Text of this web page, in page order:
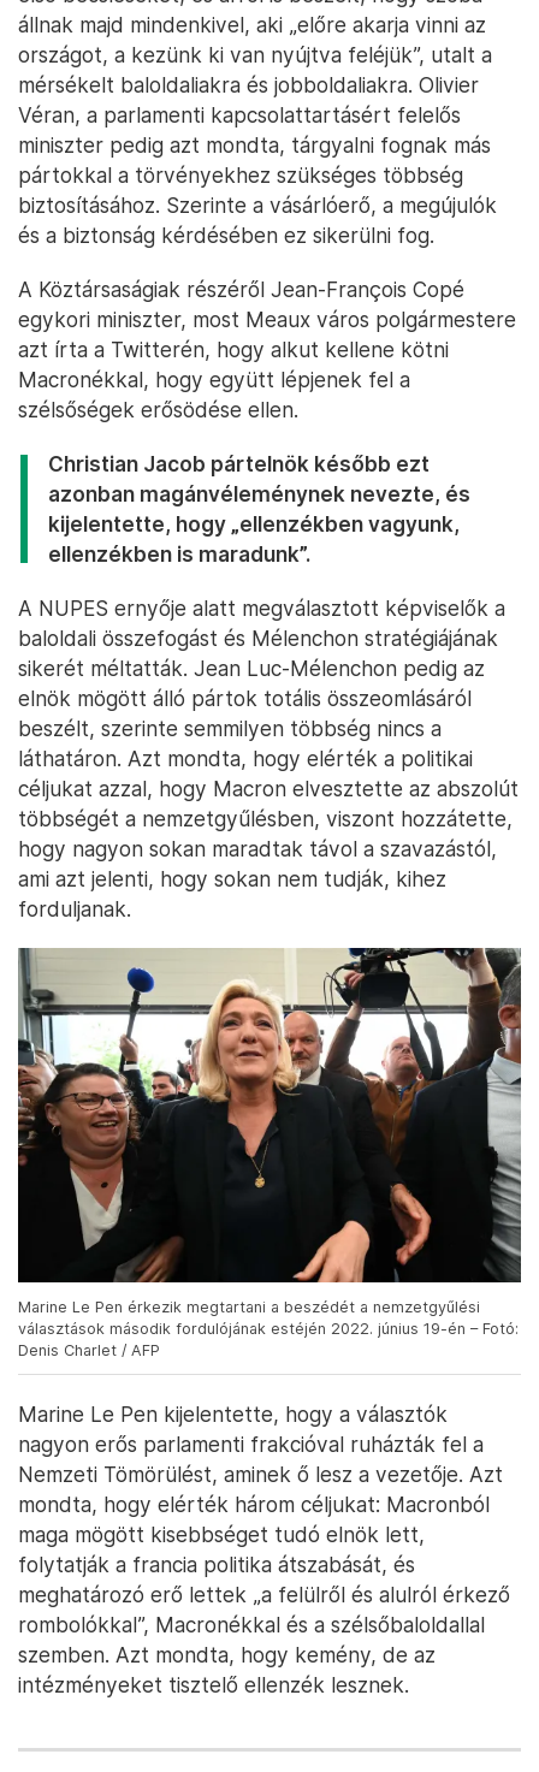
állnak majd mindenkivel, aki „előre akarja vinni az
országot, a kezünk ki van nyújtva feléjük”, utalt a
mérsékelt baloldaliakra és jobboldaliakra. Olivier
Véran, a parlamenti kapcsolattartásért felelős
miniszter pedig azt mondta, tárgyalni fognak más
pártokkal a törvényekhez szükséges többség
biztosításához. Szerinte a vásárlóerő, a megújulók
és a biztonság kérdésében ez sikerülni fog.
A Köztársaságiak részéről Jean-François Copé
egykori miniszter, most Meaux város polgármestere
azt írta a Twitterén, hogy alkut kellene kötni
Macronékkal, hogy együtt lépjenek fel a
szélsőségek erősödése ellen.
Christian Jacob pártelnök később ezt
azonban magánvéleménynek nevezte, és
kijelentette, hogy „ellenzékben vagyunk,
ellenzékben is maradunk”.
A NUPES ernyője alatt megválasztott képviselők a
baloldali összefogást és Mélenchon stratégiájának
sikerét méltatták. Jean Luc-Mélenchon pedig az
elnök mögött álló pártok totális összeomlásáról
beszélt, szerinte semmilyen többség nincs a
láthatáron. Azt mondta, hogy elérték a politikai
céljukat azzal, hogy Macron elvesztette az abszolút
többségét a nemzetgyűlésben, viszont hozzátette,
hogy nagyon sokan maradtak távol a szavazástól,
ami azt jelenti, hogy sokan nem tudják, kihez
forduljanak.
Marine Le Pen érkezik megtartani a beszédét a nemzetgyűlési
választások második fordulójának estéjén 2022. június 19-én – Fotó:
Denis Charlet / AFP
Marine Le Pen kijelentette, hogy a választók
nagyon erős parlamenti frakcióval ruházták fel a
Nemzeti Tömörülést, aminek ő lesz a vezetője. Azt
mondta, hogy elérték három céljukat: Macronból
maga mögött kisebbséget tudó elnök lett,
folytatják a francia politika átszabását, és
meghatározó erő lettek „a felülről és alulról érkező
rombolókkal”, Macronékkal és a szélsőbaloldallal
szemben. Azt mondta, hogy kemény, de az
intézményeket tisztelő ellenzék lesznek.